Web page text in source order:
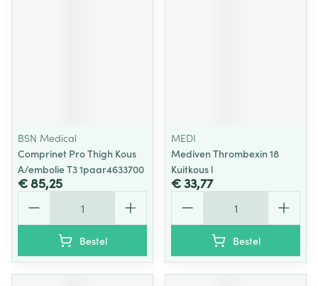
BSN Medical
Comprinet Pro Thigh Kous
A/embolie T3 1paar4633700
€ 85,25
Bestel
MEDI
Mediven Thrombexin 18
Kuitkous l
€ 33,77
Bestel